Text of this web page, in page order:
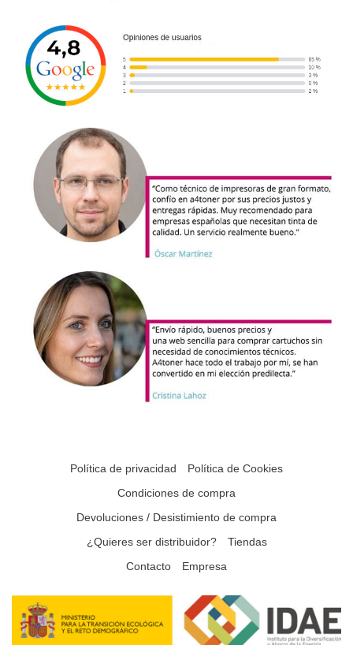
Política de privacidad
Política de Cookies
Condiciones de compra
Devoluciones / Desistimiento de compra
¿Quieres ser distribuidor?
Tiendas
Contacto
Empresa